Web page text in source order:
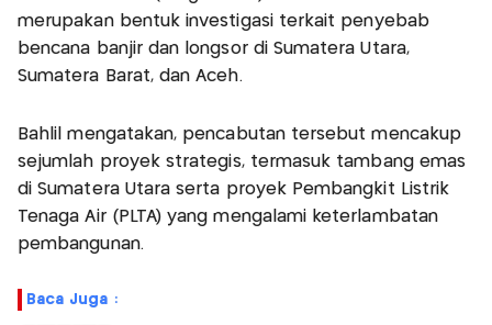
merupakan bentuk investigasi terkait penyebab
bencana banjir dan longsor di Sumatera Utara,
Sumatera Barat, dan Aceh.
Bahlil mengatakan, pencabutan tersebut mencakup
sejumlah proyek strategis, termasuk tambang emas
di Sumatera Utara serta proyek Pembangkit Listrik
Tenaga Air (PLTA) yang mengalami keterlambatan
pembangunan.
Baca Juga :